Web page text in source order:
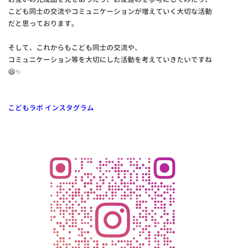
こども同士の交流やコミュニケーションが増えていく大切な活動
だと思っております。
そして、これからもこども同士の交流や、
コミュニケーション等を大切にした活動を考えていきたいですね
😆✨
こどもラボ インスタグラム